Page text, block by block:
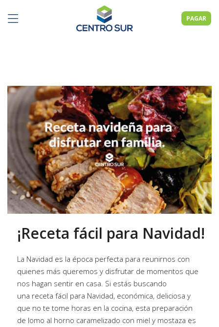
PAGAR
¡Receta fácil para Navidad!
La Navidad es la época perfecta para reunirnos con
quienes más queremos y disfrutar de momentos que
nos hagan sentir en casa. Si estás buscando
una receta fácil para Navidad, económica, deliciosa y
que no te tome horas en la cocina, esta preparación
de lomo al horno caramelizado con miel y mostaza es